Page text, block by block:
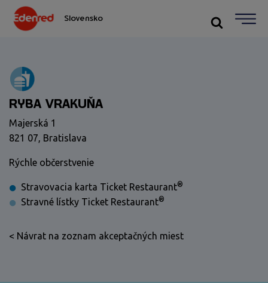
Slovensko
RYBA VRAKUŇA
Majerská 1
821 07, Bratislava
Rýchle občerstvenie
Stravovacia karta Ticket Restaurant®
Stravné lístky Ticket Restaurant®
< Návrat na zoznam akceptačných miest